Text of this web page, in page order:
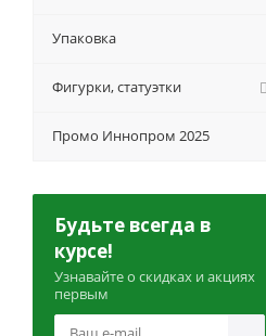
Упаковка
Фигурки, статуэтки
Промо Иннопром 2025
Будьте всегда в
курсе!
Узнавайте о скидках и акциях
первым